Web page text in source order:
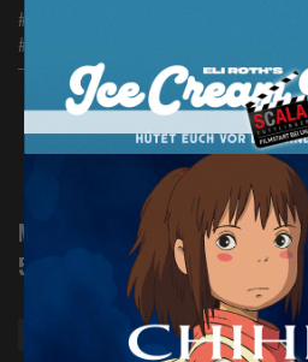
#Abenteuer #Animation #Komödie
#Familie
FSK*
Matinee | 2D Toy Story
5
Matinee So 13:00Uhr ab 6,-€